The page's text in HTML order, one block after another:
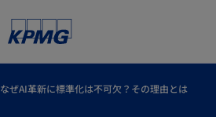
なぜAI革新に標準化は不可欠？その理由とは